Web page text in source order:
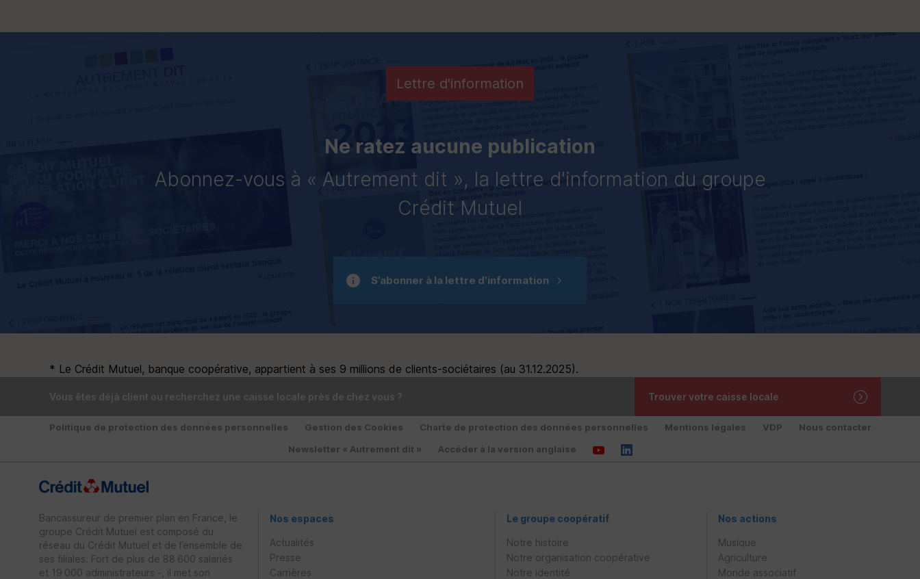
Lettre d'information
Ne ratez aucune publication
Abonnez-vous à « Autrement dit », la lettre d'information du groupe
Crédit Mutuel
S’abonner à la lettre d'information
* Le Crédit Mutuel, banque coopérative, appartient à ses 9 millions de clients-sociétaires (au 31.12.2025).
Vous êtes déjà client ou recherchez une caisse locale près de chez vous ? Trouver votre caisse locale
Politique de protection des données personnelles Gestion des Cookies Charte de protection des données personnelles Mentions légales VDP
Nous contacter
Newsletter « Autrement dit »
Accéder à la version anglaise
Bancassureur de premier plan en France, le
groupe Crédit Mutuel est composé du
réseau du Crédit Mutuel et de l’ensemble de
ses filiales. Fort de plus de 88 600 salariés
et 19 000 administrateurs -, il met son
Nos espaces
Actualités
Presse
Carrières
Le groupe coopératif
Notre histoire
Notre organisation coopérative
Notre identité
Nos actions
Musique
Agriculture
Monde associatif